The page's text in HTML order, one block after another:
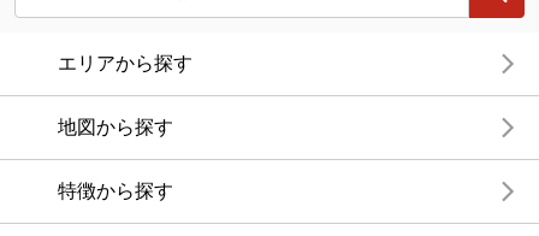
エリアから探す
地図から探す
特徴から探す